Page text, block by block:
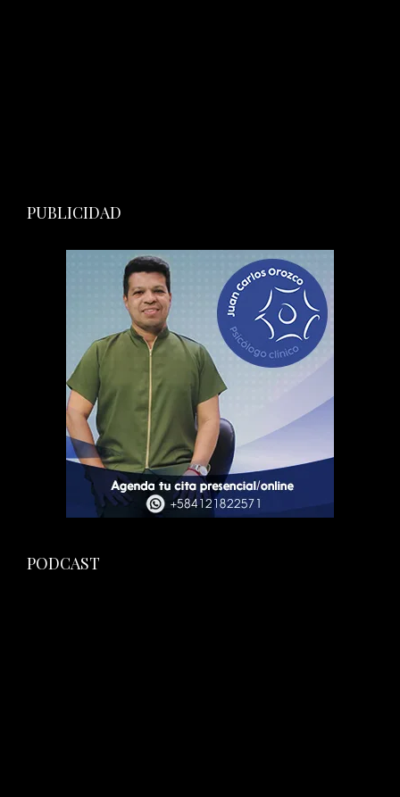
PUBLICIDAD
PODCAST